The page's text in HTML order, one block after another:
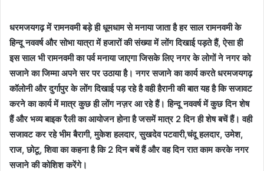
धरमजयगढ़ में रामनवमी बड़े ही धूमधाम से मनाया जाता है हर साल रामनवमी के
हिन्दू नववर्ष और सोभा यात्रा में हजारों की संख्या में लोंग दिखाई पड़ते हैं, ऐसा ही
इस साल भी रामनवमी का पर्व मनाया जाएगा जिसके लिए नगर के लोगों ने नगर को
सजाने का जिम्मा अपने सर पर उठाया है। नगर सजाने का कार्य करते धरमजयगढ़
कॉलोनी और दुर्गापुर के लोंग दिखाई पड़ रहे है वही हैरानी की बात यह है कि सजावट
करने का कार्य में मात्र कुछ ही लोंग नज़र आ रहे हैं। हिन्दू नववर्ष में कुछ दिन शेष
हैं और भव्य बाइक रैली का आयोजन होना है जसमें मात्र 2 दिन ही शेष बचें हैं। वही
सजावट कर रहे भीम बैरागी, मुकेश हलदार, सुखदेव पटवारी,चंदू हलदार, उमेश,
राज, छोटू, शिवा का कहना है कि 2 दिन बचें हैं और वह दिन रात काम करके नगर
सजाने की कोशिश करेंगे।